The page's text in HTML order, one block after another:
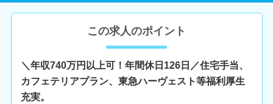
この求人のポイント
＼年収740万円以上可！年間休日126日／住宅手当、
カフェテリアプラン、東急ハーヴェスト等福利厚生
充実。